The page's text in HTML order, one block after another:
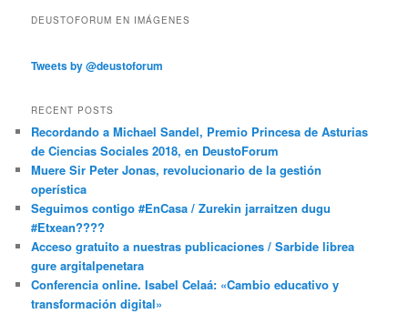
DEUSTOFORUM EN IMÁGENES
Tweets by @deustoforum
RECENT POSTS
Recordando a Michael Sandel, Premio Princesa de Asturias
de Ciencias Sociales 2018, en DeustoForum
Muere Sir Peter Jonas, revolucionario de la gestión
operística
Seguimos contigo #EnCasa / Zurekin jarraitzen dugu
#Etxean????
Acceso gratuito a nuestras publicaciones / Sarbide librea
gure argitalpenetara
Conferencia online. Isabel Celaá: «Cambio educativo y
transformación digital»